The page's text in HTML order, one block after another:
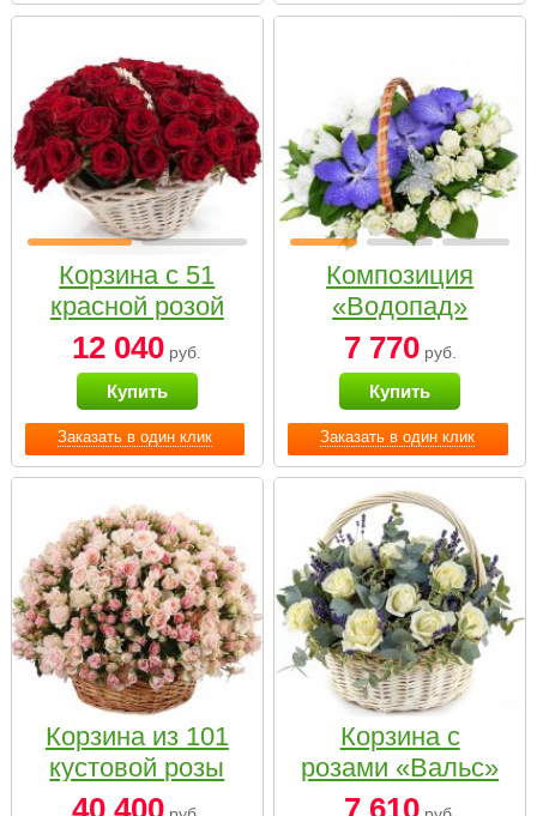
Заказать в один клик
Корзина с 51
красной розой
12 040 руб.
Купить
Заказать в один клик
Композиция
«Водопад»
7 770руб.
Купить
Корзина из 101
кустовой розы
нежных тонов
Корзина с
розами «Вальс»